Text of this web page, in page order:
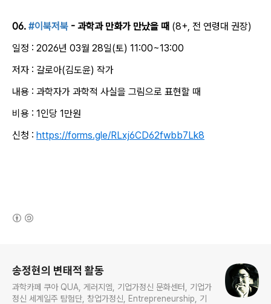
06. #이북저북 - 과학과 만화가 만났을 때 (8+, 전 연령대 권장)
일정 : 2026년 03월 28일(토) 11:00~13:00
저자 : 갈로아(김도윤) 작가
내용 : 과학자가 과학적 사실을 그림으로 표현할 때
비용 : 1인당 1만원
신청 : https://forms.gle/RLxj6CD62fwbb7Lk8
송정현의 변태적 활동
과학카페 쿠아 QUA, 게러지엠, 기업가정신 문화센터, 기업가
정신 세계일주 탐험단, 창업가정신, Entrepreneurship, 기